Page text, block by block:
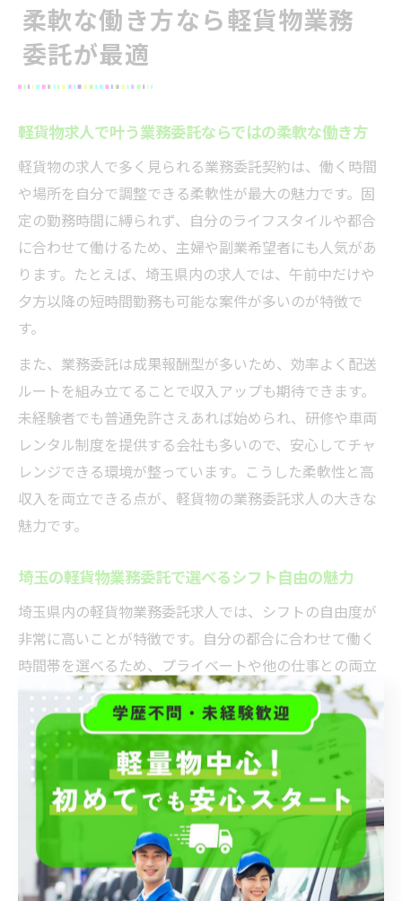
柔軟な働き方なら軽貨物業務
委託が最適
軽貨物求人で叶う業務委託ならではの柔軟な働き方
軽貨物の求人で多く見られる業務委託契約は、働く時間
や場所を自分で調整できる柔軟性が最大の魅力です。固
定の勤務時間に縛られず、自分のライフスタイルや都合
に合わせて働けるため、主婦や副業希望者にも人気があ
ります。たとえば、埼玉県内の求人では、午前中だけや
夕方以降の短時間勤務も可能な案件が多いのが特徴で
す。
また、業務委託は成果報酬型が多いため、効率よく配送
ルートを組み立てることで収入アップも期待できます。
未経験者でも普通免許さえあれば始められ、研修や車両
レンタル制度を提供する会社も多いので、安心してチャ
レンジできる環境が整っています。こうした柔軟性と高
収入を両立できる点が、軽貨物の業務委託求人の大きな
魅力です。
埼玉の軽貨物業務委託で選べるシフト自由の魅力
埼玉県内の軽貨物業務委託求人では、シフトの自由度が
非常に高いことが特徴です。自分の都合に合わせて働く
時間帯を選べるため、プライベートや他の仕事との両立
がしやすくなっています。例えば、昼間の時間を避けて
夜間だけ働くスタイルや、週末のみの勤務も可能な求人
が多数あります。
このシフト自由の仕組みは、配送ルートも固定されてい
ることが多く、業務の効率化にもつながります。また、
直行直帰が基本の案件も多いため、無駄な通勤時間を削
減できるのもメリットです。埼玉で軽貨物配送の仕事を
探す際は、こうしたシフトの柔軟性に注目すると、自分